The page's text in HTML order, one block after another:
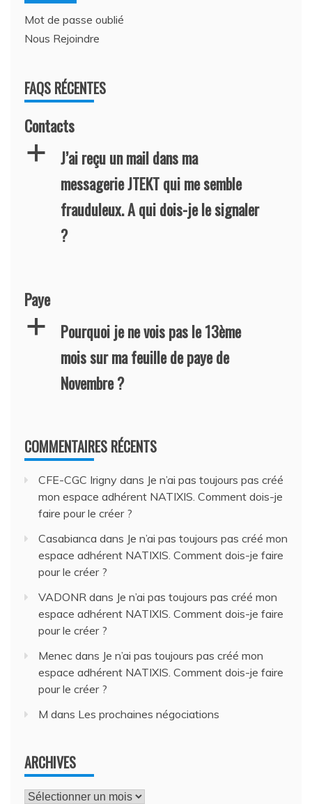
Mot de passe oublié
Nous Rejoindre
FAQS RÉCENTES
Contacts
a
J’ai reçu un mail dans ma
messagerie JTEKT qui me semble
frauduleux. A qui dois-je le signaler
?
Paye
a
Pourquoi je ne vois pas le 13ème
mois sur ma feuille de paye de
Novembre ?
COMMENTAIRES RÉCENTS
CFE-CGC Irigny dans Je n’ai pas toujours pas créé
mon espace adhérent NATIXIS. Comment dois-je
faire pour le créer ?
Casabianca dans Je n’ai pas toujours pas créé mon
espace adhérent NATIXIS. Comment dois-je faire
pour le créer ?
VADONR dans Je n’ai pas toujours pas créé mon
espace adhérent NATIXIS. Comment dois-je faire
pour le créer ?
Menec dans Je n’ai pas toujours pas créé mon
espace adhérent NATIXIS. Comment dois-je faire
pour le créer ?
M dans Les prochaines négociations
ARCHIVES
Archives